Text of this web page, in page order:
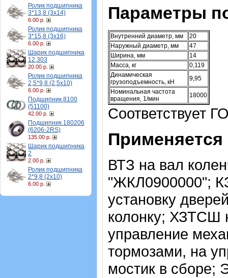
Ролик подшипника
3*13,8 (3х14)
6.00 р.
Ролик подшипника
3*15,8 (3х16)
6.00 р.
Шарик подшипника
12,303
20.00 р.
Ролик подшипника
2,5*9,8 (2,5х10)
6.00 р.
Подшипник 8100
(51100)
42.00 р.
Подшипник 180206
(6206-2RS)
135.00 р.
Шарик подшипника
2
2.00 р.
Ролик подшипника
2*9,8 (2х10)
6.00 р.
Параметры
Внутренний диаметр, мм
20
Наружный диаметр, мм
47
Ширина, мм
14
Масса, кг
0,119
Динамическая
грузоподъемность, кН
9,95
Номинальная частота
вращения, 1/мин
18000
Соответствует
ВТЗ на вал
"ЖКЛ0900000";
установку
колонку; ХЗТСШ
управление
тормозами, на
мостик в сборе;